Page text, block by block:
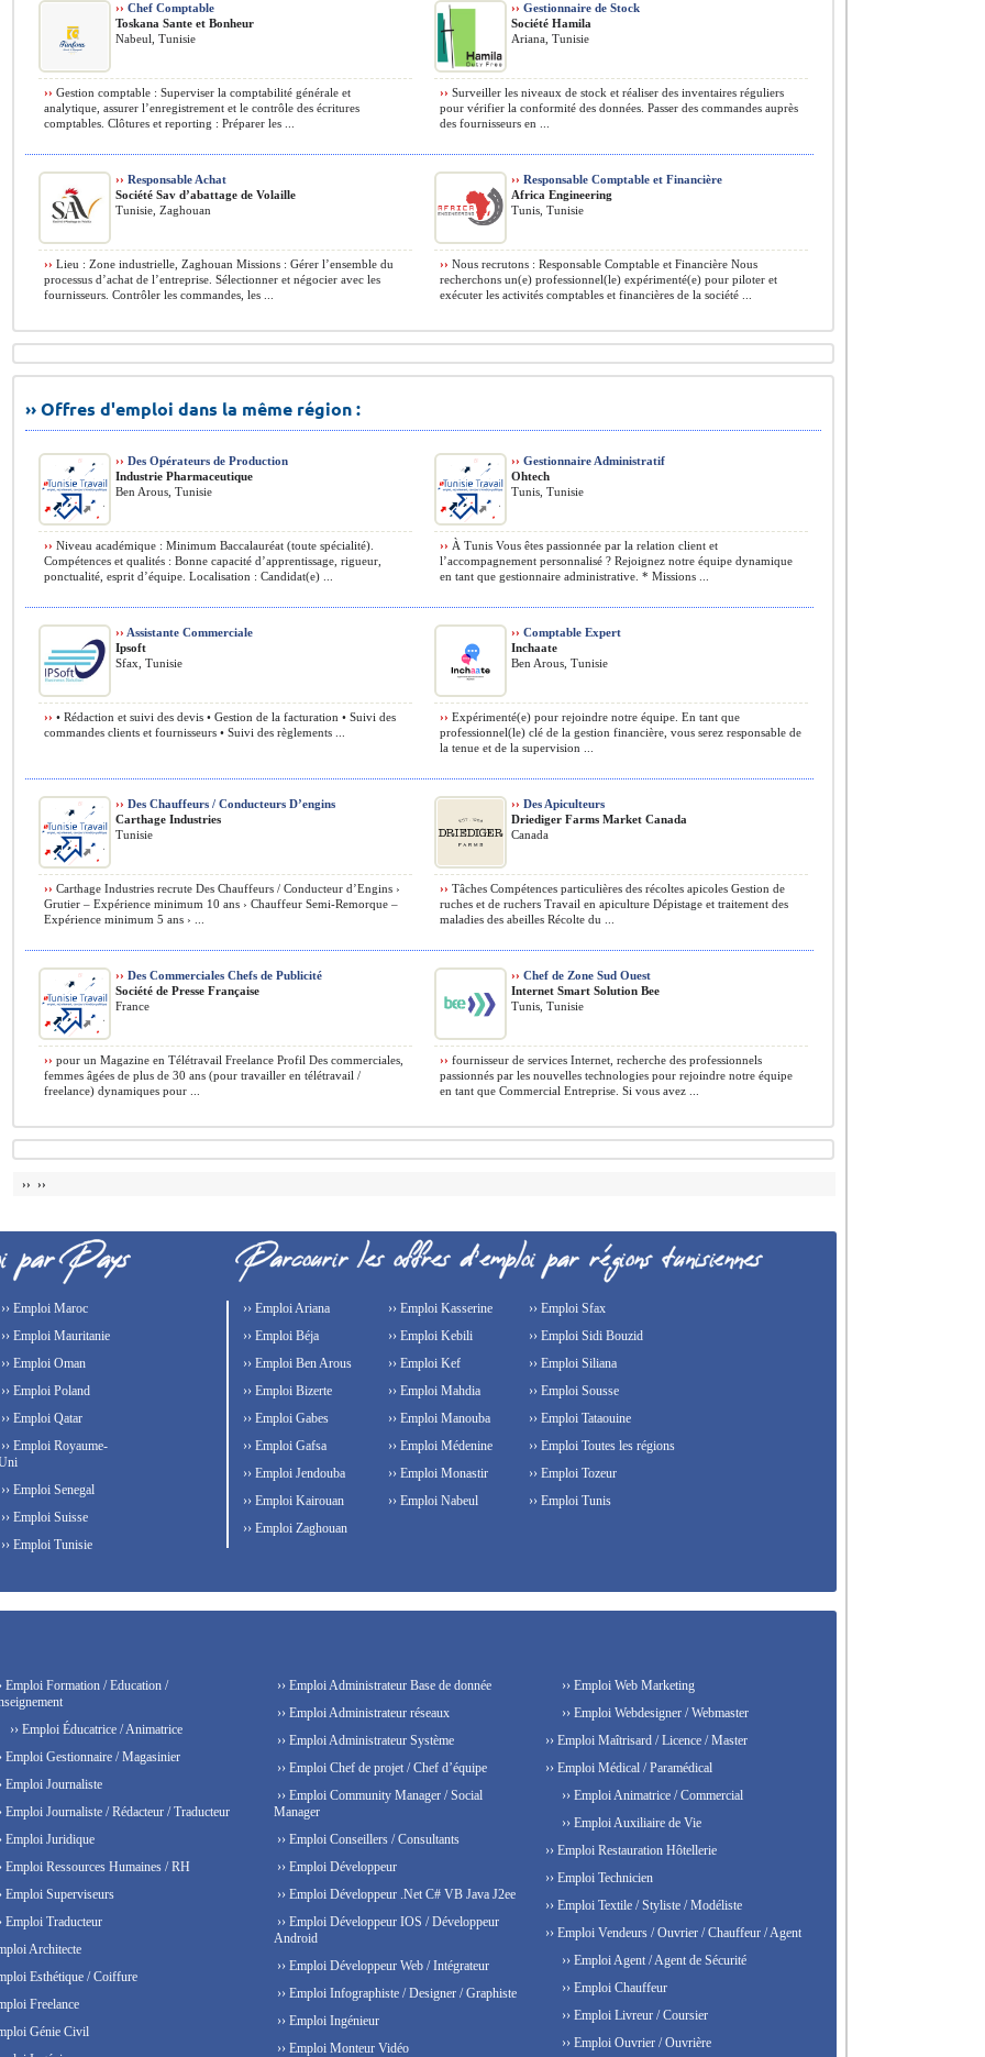
›› Chef Comptable
Toskana Sante et Bonheur
Nabeul, Tunisie
›› Gestion comptable : Superviser la comptabilité générale et
analytique, assurer l’enregistrement et le contrôle des écritures
comptables. Clôtures et reporting : Préparer les ...
›› Gestionnaire de Stock
Société Hamila
Ariana, Tunisie
›› Surveiller les niveaux de stock et réaliser des inventaires réguliers
pour vérifier la conformité des données. Passer des commandes auprès
des fournisseurs en ...
›› Responsable Achat
Société Sav d’abattage de Volaille
Tunisie, Zaghouan
›› Lieu : Zone industrielle, Zaghouan Missions : Gérer l’ensemble du
processus d’achat de l’entreprise. Sélectionner et négocier avec les
fournisseurs. Contrôler les commandes, les ...
›› Responsable Comptable et Financière
Africa Engineering
Tunis, Tunisie
›› Nous recrutons : Responsable Comptable et Financière Nous
recherchons un(e) professionnel(le) expérimenté(e) pour piloter et
exécuter les activités comptables et financières de la société ...
›› Offres d'emploi dans la même région :
›› Des Opérateurs de Production
Industrie Pharmaceutique
Ben Arous, Tunisie
›› Niveau académique : Minimum Baccalauréat (toute spécialité).
Compétences et qualités : Bonne capacité d’apprentissage, rigueur,
ponctualité, esprit d’équipe. Localisation : Candidat(e) ...
›› Gestionnaire Administratif
Ohtech
Tunis, Tunisie
›› À Tunis Vous êtes passionnée par la relation client et
l’accompagnement personnalisé ? Rejoignez notre équipe dynamique
en tant que gestionnaire administrative. * Missions ...
›› Assistante Commerciale
Ipsoft
Sfax, Tunisie
›› • Rédaction et suivi des devis • Gestion de la facturation • Suivi des
commandes clients et fournisseurs • Suivi des règlements ...
›› Comptable Expert
Inchaate
Ben Arous, Tunisie
›› Expérimenté(e) pour rejoindre notre équipe. En tant que
professionnel(le) clé de la gestion financière, vous serez responsable de
la tenue et de la supervision ...
›› Des Chauffeurs / Conducteurs D’engins
Carthage Industries
Tunisie
›› Carthage Industries recrute Des Chauffeurs / Conducteur d’Engins ›
Grutier – Expérience minimum 10 ans › Chauffeur Semi-Remorque –
Expérience minimum 5 ans › ...
›› Des Apiculteurs
Driediger Farms Market Canada
Canada
›› Tâches Compétences particulières des récoltes apicoles Gestion de
ruches et de ruchers Travail en apiculture Dépistage et traitement des
maladies des abeilles Récolte du ...
›› Des Commerciales Chefs de Publicité
Société de Presse Française
France
›› pour un Magazine en Télétravail Freelance Profil Des commerciales,
femmes âgées de plus de 30 ans (pour travailler en télétravail /
freelance) dynamiques pour ...
›› Chef de Zone Sud Ouest
Internet Smart Solution Bee
Tunis, Tunisie
›› fournisseur de services Internet, recherche des professionnels
passionnés par les nouvelles technologies pour rejoindre notre équipe
en tant que Commercial Entreprise. Si vous avez ...
›› ››
›› Emploi Maroc
›› Emploi Mauritanie
›› Emploi Oman
›› Emploi Poland
›› Emploi Qatar
›› Emploi Royaume-
›› Emploi Senegal
›› Emploi Suisse
›› Emploi Tunisie
›› Emploi Ariana
›› Emploi Béja
›› Emploi Ben Arous
›› Emploi Bizerte
›› Emploi Gabes
›› Emploi Gafsa
›› Emploi Jendouba
›› Emploi Kairouan
›› Emploi Kasserine
›› Emploi Kebili
›› Emploi Kef
›› Emploi Mahdia
›› Emploi Manouba
›› Emploi Médenine
›› Emploi Monastir
›› Emploi Nabeul
›› Emploi Sfax
›› Emploi Sidi Bouzid
›› Emploi Siliana
›› Emploi Sousse
›› Emploi Tataouine
›› Emploi Toutes les régions
›› Emploi Tozeur
›› Emploi Tunis
›› Emploi Zaghouan
Emploi Formation / Education /
›› Emploi Éducatrice / Animatrice
Emploi Gestionnaire / Magasinier
Emploi Journaliste
Emploi Journaliste / Rédacteur / Traducteur
Emploi Juridique
Emploi Ressources Humaines / RH
Emploi Superviseurs
Emploi Traducteur
Architecte
Esthétique / Coiffure
Freelance
Génie Civil
›› Emploi Administrateur Base de donnée
›› Emploi Administrateur réseaux
›› Emploi Administrateur Système
›› Emploi Chef de projet / Chef d’équipe
›› Emploi Community Manager / Social
Manager
›› Emploi Conseillers / Consultants
›› Emploi Développeur
›› Emploi Développeur .Net C# VB Java J2ee
›› Emploi Développeur IOS / Développeur
Android
›› Emploi Développeur Web / Intégrateur
›› Emploi Infographiste / Designer / Graphiste
›› Emploi Ingénieur
›› Emploi Monteur Vidéo
›› Emploi Web Marketing
›› Emploi Webdesigner / Webmaster
›› Emploi Maîtrisard / Licence / Master
›› Emploi Médical / Paramédical
›› Emploi Animatrice / Commercial
›› Emploi Auxiliaire de Vie
›› Emploi Restauration Hôtellerie
›› Emploi Technicien
›› Emploi Textile / Styliste / Modéliste
›› Emploi Vendeurs / Ouvrier / Chauffeur / Agent
›› Emploi Agent / Agent de Sécurité
›› Emploi Chauffeur
›› Emploi Livreur / Coursier
›› Emploi Ouvrier / Ouvrière